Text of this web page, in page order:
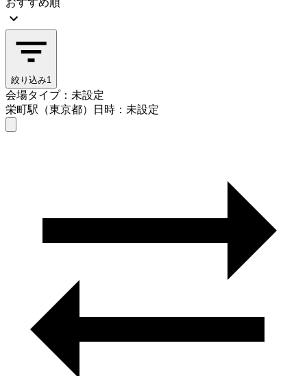
絞り込み1
会場タイプ：未設定
栄町駅（東京都）
日時：未設定